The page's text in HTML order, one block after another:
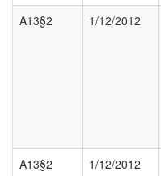
A13§2
1/12/2012
A13§2
1/12/2012